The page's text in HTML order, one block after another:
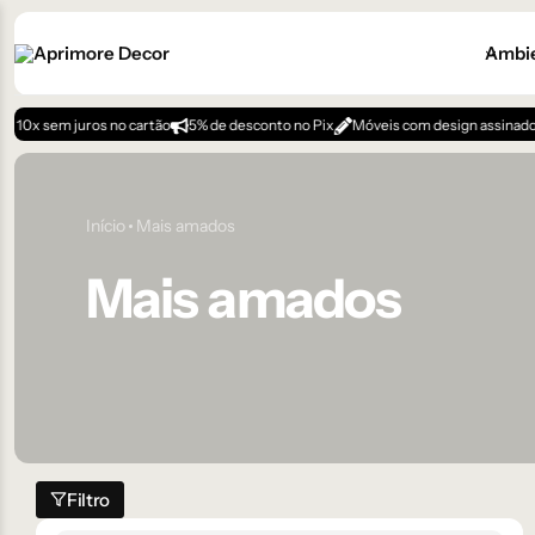
sem juros no cartão 5% de desconto no Pix Móveis com design assinado
Início Mais amados
Mais amados
Filtro